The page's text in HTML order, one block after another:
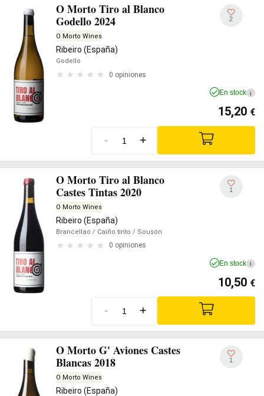
O Morto Tiro al Blanco
Godello 2024
O Morto Wines
Ribeiro (España)
Godello
0 opiniones
2
En stock i
15,20 €
- +
O Morto Tiro al Blanco
Castes Tintas 2020
O Morto Wines
Ribeiro (España)
Brancellao / Caiño tinto / Sousón
0 opiniones
1
En stock i
10,50 €
- +
O Morto G' Aviones Castes
Blancas 2018
O Morto Wines
Ribeiro (España)
1